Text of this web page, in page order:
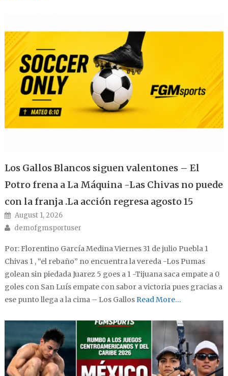
Los Gallos Blancos siguen valentones – El
Potro frena a La Máquina -Las Chivas no puede
con la franja .La acción regresa agosto 15
Posted on
August 1, 2026
Author
demofgmsportuser
Por: Florentino García Medina Viernes 31 de julio Puebla 1
Chivas 1 , “el rebaño” no encuentra la vereda -Los Pumas
golean sin piedada Juarez 5 goes a 1 -Tijuana saca empate a 0
goles con San Luís empate con sabor a victoria pues gracias a
ese punto llega a la cima – Los GallosRead More…